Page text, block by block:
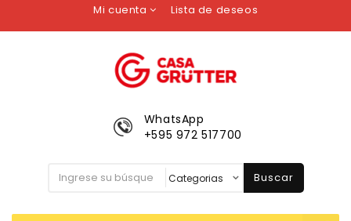
Mi cuenta Lista de deseos
WhatsApp
+595 972 517700
Buscar